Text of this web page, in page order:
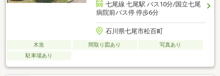
七尾線 七尾駅 バス10分/国立七尾
病院前バス停 停歩6分
石川県七尾市松百町
木造 間取り図あり
写真あり
駐車場あり